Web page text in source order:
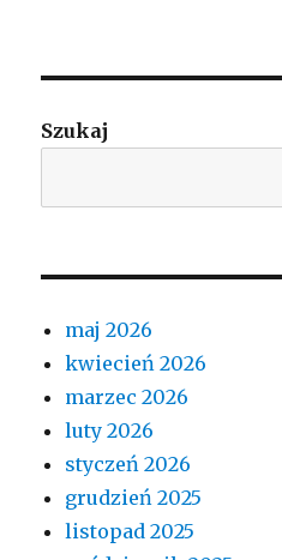
Szukaj
maj 2026
kwiecień 2026
marzec 2026
luty 2026
styczeń 2026
grudzień 2025
listopad 2025